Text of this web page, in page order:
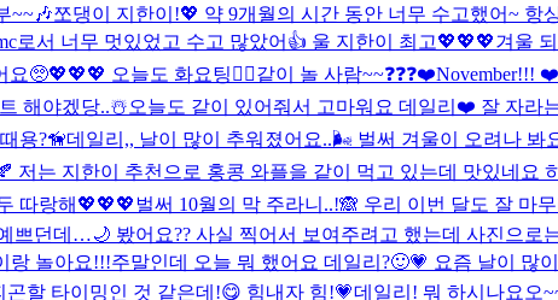
~~🎶쪼댕이 지한이!💖 약 9개월의 시간 동안 너무 수고했어~
로서 너무 멋있었고 수고 많았어👍 울 지한이 최고💖💖💖겨울
🥺💖💖💖 오늘도 화요팅❤️‍🔥같이 놀 사람~~❓❓❓❤️November!!!
해야겠당..☃️오늘도 같이 있어줘서 고마워요 데일리❤️ 잘 자라
용?🦮데일리,, 날이 많이 추워졌어요..🌬 벌써 겨울이 오려나 봐
저는 지한이 추천으로 홍콩 와플을 같이 먹고 있는데 맛있네요
따랑해💖💖💖벌써 10월의 막 주라니..!🙈 우리 이번 달도 잘 마
쁘던데…🌙 봤어요?? 사실 찍어서 보여주려고 했는데 사진으
랑 놀아요!!!주말인데 오늘 뭐 했어요 데일리?🙂💗 요즘 날이 많
곤할 타이밍인 것 같은데!😋 힘내자 힘!💗데일리! 뭐 하시나요오